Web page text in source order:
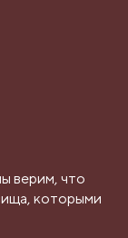
верим, что
которыми